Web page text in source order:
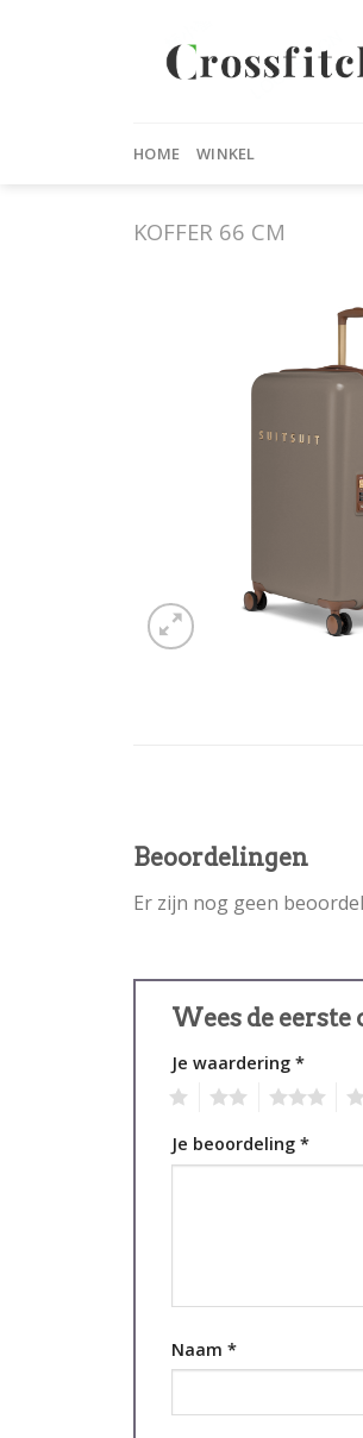
HOME WINKEL
KOFFER 66 CM
Beoordelingen
Er zijn nog geen
Wees de eerste
Je waardering *
Je beoordeling *
Naam *